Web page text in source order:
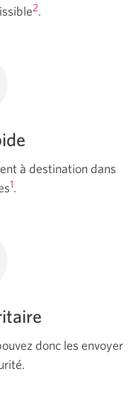
2.
à destination dans
1.
donc les envoyer